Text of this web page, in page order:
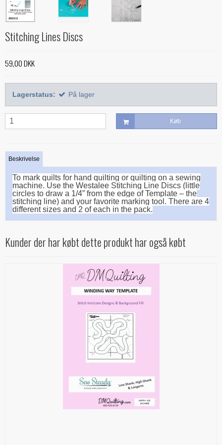
Stof efter farve
Treasure Håndquiltetråd
Glitter 'hologram'tråd
Diverse tråde
Indlægsstoffer
Polyester mellemfoer
Alle bøger
Bøger med 'Jelly Rolls'
Julebøger
Quiltning
Mønstre
Alle mønstre
Applikation
BeColourful - Jacqueline de Jonge
Nyt og anderledes
Mønstre fra Sew Kind of Wonderful
Skabeloner og linealer
Alle skabeloner og linealer
Buede former
Diverse skabeloner
Linealer
Phillips Fiber Art
Studio 180 Design
Quilting
Bøger om quiltning
Div. tilbehør til quiltning
Quiltemønstre
Fortrykte quilttoppe
Taskemønstre og -tilbehør
Taskemønstre
Lynlåse
Indlægsstoffer og mellemfoer til tasker
Øvrigt tilbehør til tasker
Materialer til masker/mundbind
Kork og kunstlæder
Stitching Lines Discs
59,00 DKK
Lagerstatus: På lager
Køb
Beskrivelse
To mark quilts for hand quilting or quilting on a sewing
machine. Use the Westalee Stitching Line Discs (little
circles to draw a 1/4” from the edge of Template – the
stitching line) and your favorite marking tool. There are 4
different sizes and 2 of each in the pack.
Kunder der har købt dette produkt har også købt